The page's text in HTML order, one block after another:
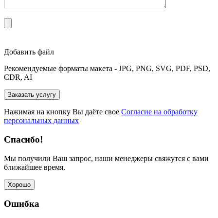
Добавить файл
Рекомендуемые форматы макета - JPG, PNG, SVG, PDF, PSD,
CDR, AI
Нажимая на кнопку Вы даёте свое Согласие на обработку
персональных данных
Спасибо!
Мы получили Ваш запрос, наши менеджеры свяжутся с вами
ближайшее время.
Хорошо
Ошибка